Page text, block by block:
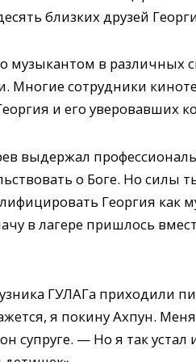
близких друзей
музыкантом в различных
Многие сотрудники
и его уверовавших
выдержал
о Боге. Но
Георгия как
в лагере пришлось
ГУЛАГа приходили
я покину Ахпун.
супруге. — Но я так